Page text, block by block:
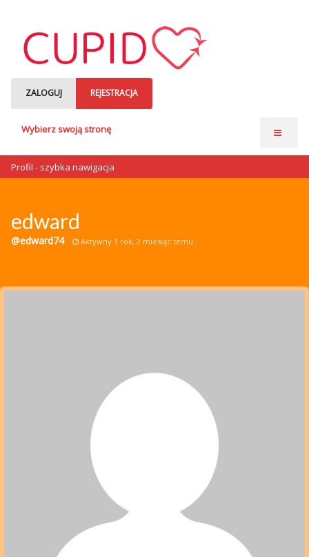
ZALOGUJ REJESTRACJA
Wybierz swoją stronę
o nas
Profil - szybka nawigacja
edward
@edward74 Aktywny 3 rok, 2 miesiąc temu